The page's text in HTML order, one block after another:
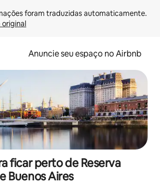
original
Anuncie seu espaço no Airbnb
ficar perto de Reserva
Buenos Aires